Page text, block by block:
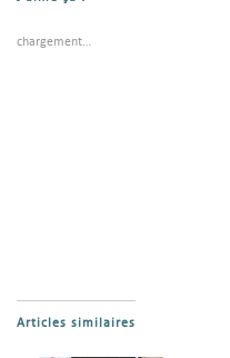
chargement…
Articles similaires